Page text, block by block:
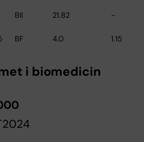
BII 21.82 -
BF 4.0 1.15
i biomedicin